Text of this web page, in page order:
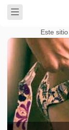
Este